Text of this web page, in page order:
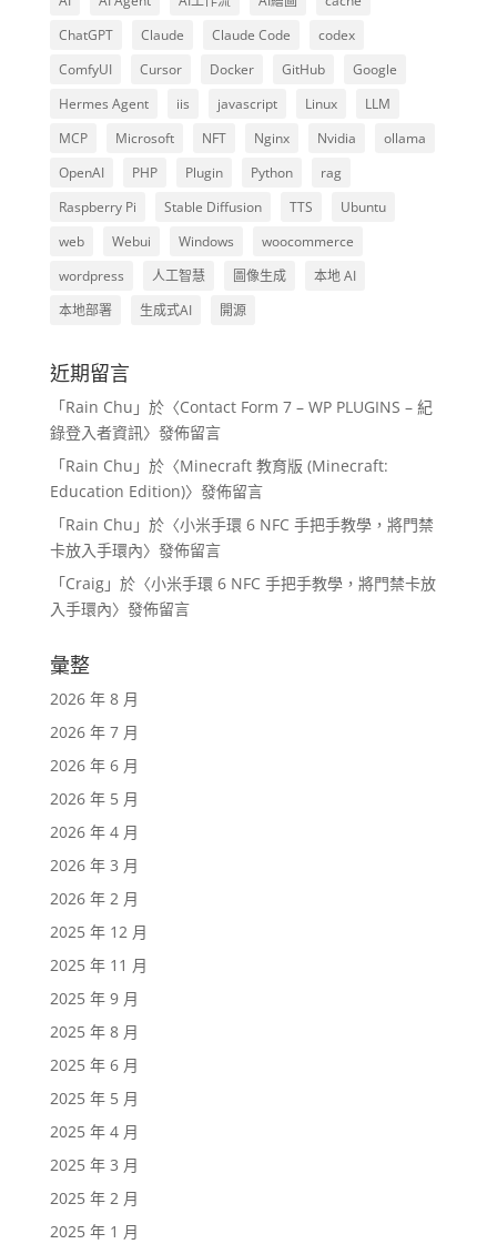
ChatGPT
Claude Claude Code
codex
ComfyUI
Cursor Docker GitHub
Google
Hermes Agent
iis javascript Linux
LLM
MCP
Microsoft NFT Nginx Nvidia
ollama
OpenAI
PHP Plugin Python
rag
Raspberry Pi
Stable Diffusion TTS
Ubuntu
web
Webui Windows
woocommerce
wordpress
人工智慧 圖像生成
本地 AI
本地部署
生成式AI 開源
近期留言
「Rain Chu 」於〈Contact Form 7 – WP PLUGINS – 紀
錄登入者資訊〉發佈留言
「Rain Chu 」於〈Minecraft 教育版 (Minecraft:
Education Edition)〉發佈留言
「Rain Chu 」於〈小米手環 6 NFC 手把手教學，將門禁
卡放入手環內〉發佈留言
「Craig」於〈小米手環 6 NFC 手把手教學，將門禁卡放
入手環內〉發佈留言
彙整
2026 年 8 月
2026 年 7 月
2026 年 6 月
2026 年 5 月
2026 年 4 月
2026 年 3 月
2026 年 2 月
2025 年 12 月
2025 年 11 月
2025 年 9 月
2025 年 8 月
2025 年 6 月
2025 年 5 月
2025 年 4 月
2025 年 3 月
2025 年 2 月
2025 年 1 月